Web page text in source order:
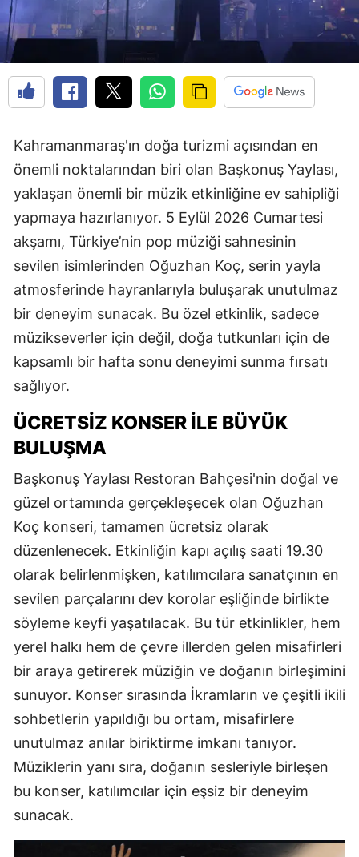
Kahramanmaraş'ın doğa turizmi açısından en
önemli noktalarından biri olan Başkonuş Yaylası,
yaklaşan önemli bir müzik etkinliğine ev sahipliği
yapmaya hazırlanıyor. 5 Eylül 2026 Cumartesi
akşamı, Türkiye’nin pop müziği sahnesinin
sevilen isimlerinden Oğuzhan Koç, serin yayla
atmosferinde hayranlarıyla buluşarak unutulmaz
bir deneyim sunacak. Bu özel etkinlik, sadece
müzikseverler için değil, doğa tutkunları için de
kapsamlı bir hafta sonu deneyimi sunma fırsatı
sağlıyor.
ÜCRETSİZ KONSER İLE BÜYÜK
BULUŞMA
Başkonuş Yaylası Restoran Bahçesi'nin doğal ve
güzel ortamında gerçekleşecek olan Oğuzhan
Koç konseri, tamamen ücretsiz olarak
düzenlenecek. Etkinliğin kapı açılış saati 19.30
olarak belirlenmişken, katılımcılara sanatçının en
sevilen parçalarını dev korolar eşliğinde birlikte
söyleme keyfi yaşatılacak. Bu tür etkinlikler, hem
yerel halkı hem de çevre illerden gelen misafirleri
bir araya getirerek müziğin ve doğanın birleşimini
sunuyor. Konser sırasında İkramların ve çeşitli ikili
sohbetlerin yapıldığı bu ortam, misafirlere
unutulmaz anılar biriktirme imkanı tanıyor.
Müziklerin yanı sıra, doğanın sesleriyle birleşen
bu konser, katılımcılar için eşsiz bir deneyim
sunacak.